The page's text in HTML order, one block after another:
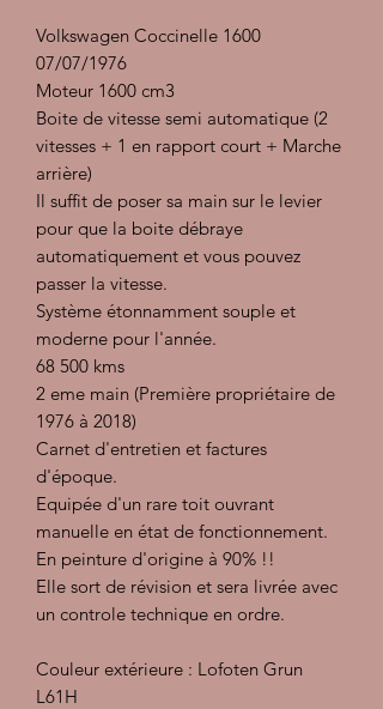
Volkswagen Coccinelle 1600
07/07/1976
Moteur 1600 cm3
Boite de vitesse semi automatique (2
vitesses + 1 en rapport court + Marche
arrière)
Il suffit de poser sa main sur le levier
pour que la boite débraye
automatiquement et vous pouvez
passer la vitesse.
Système étonnamment souple et
moderne pour l'année.
68 500 kms
2 eme main (Première propriétaire de
1976 à 2018)
Carnet d'entretien et factures
d'époque.
Equipée d'un rare toit ouvrant
manuelle en état de fonctionnement.
En peinture d'origine à 90% !!
Elle sort de révision et sera livrée avec
un controle technique en ordre.
Couleur extérieure : Lofoten Grun
L61H